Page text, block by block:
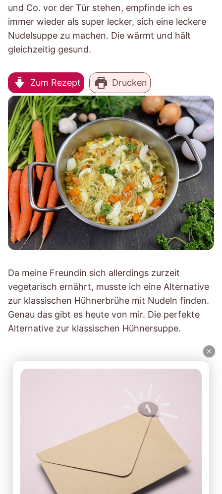
und Co. vor der Tür stehen, empfinde ich es
immer wieder als super lecker, sich eine leckere
Nudelsuppe zu machen. Die wärmt und hält
gleichzeitig gesund.
Zum Rezept Drucken
Da meine Freundin sich allerdings zurzeit
vegetarisch ernährt, musste ich eine Alternative
zur klassischen Hühnerbrühe mit Nudeln finden.
Genau das gibt es heute von mir. Die perfekte
Alternative zur klassischen Hühnersuppe.
×